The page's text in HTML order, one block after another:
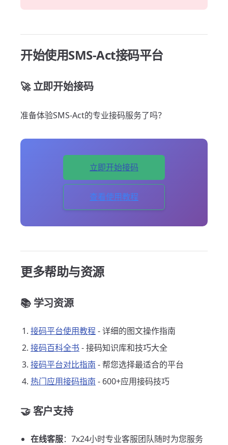
开始使用SMS-Act接码平台
🚀 立即开始接码
准备体验SMS-Act的专业接码服务了吗？
立即开始接码
查看使用教程
更多帮助与资源
📚 学习资源
接码平台使用教程 - 详细的图文操作指南
接码百科全书 - 接码知识库和技巧大全
接码平台对比指南 - 帮您选择最适合的平台
热门应用接码指南 - 600+应用接码技巧
🤝 客户支持
在线客服：7x24小时专业客服团队随时为您服务